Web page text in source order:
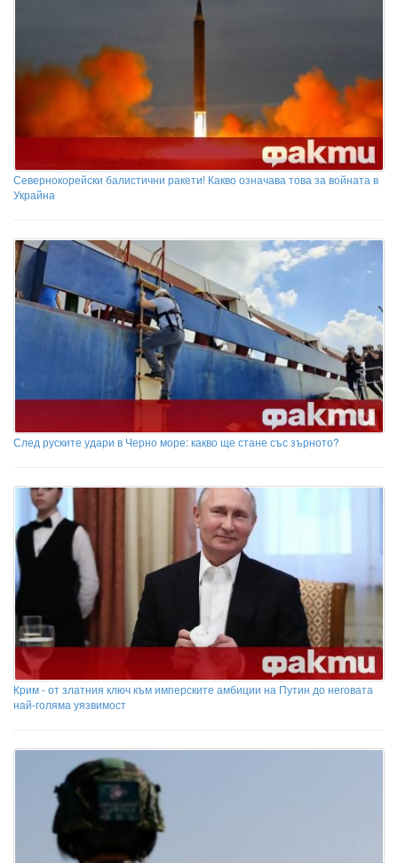
Севернокорейски балистични ракети! Какво означава това за войната в
Украйна
След руските удари в Черно море: какво ще стане със зърното?
Крим - от златния ключ към имперските амбиции на Путин до неговата
най-голяма уязвимост